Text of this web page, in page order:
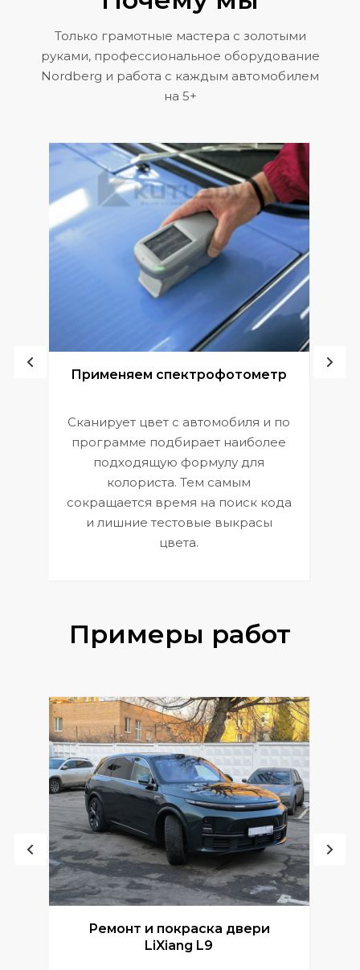
Только грамотные мастера с золотыми
руками, профессиональное оборудование
Nordberg и работа с каждым автомобилем
на 5+
Применяем спектрофотометр
Сканирует цвет с автомобиля и по
программе подбирает наиболее
подходящую формулу для
колориста. Тем самым
сокращается время на поиск кода
и лишние тестовые выкрасы
цвета.
Примеры работ
Ремонт и покраска двери
LiXiang L9